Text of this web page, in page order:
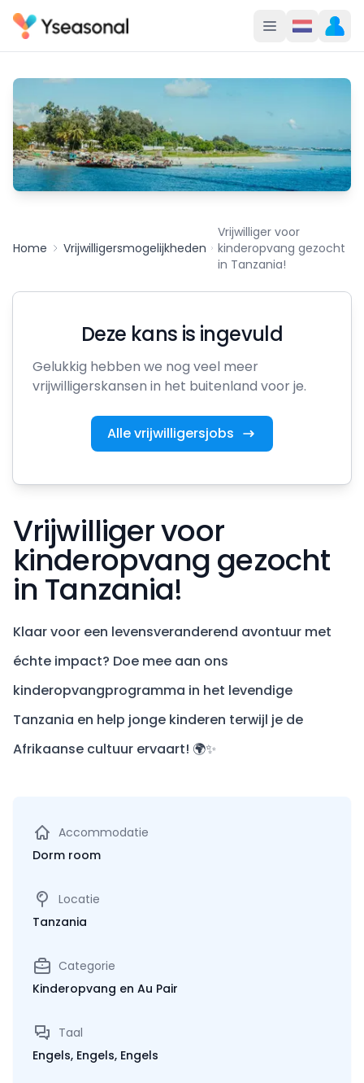
Home Vrijwilligersmogelijkheden
Vrijwilliger voor
kinderopvang gezocht
in Tanzania!
Deze kans is ingevuld
Gelukkig hebben we nog veel meer
vrijwilligerskansen in het buitenland voor je.
Alle vrijwilligersjobs
Vrijwilliger voor
kinderopvang gezocht
in Tanzania!
Klaar voor een levensveranderend avontuur met
échte impact? Doe mee aan ons
kinderopvangprogramma in het levendige
Tanzania en help jonge kinderen terwijl je de
Afrikaanse cultuur ervaart! 🌍✨
Accommodatie
Dorm room
Locatie
Tanzania
Categorie
Kinderopvang en Au Pair
Taal
Engels, Engels, Engels